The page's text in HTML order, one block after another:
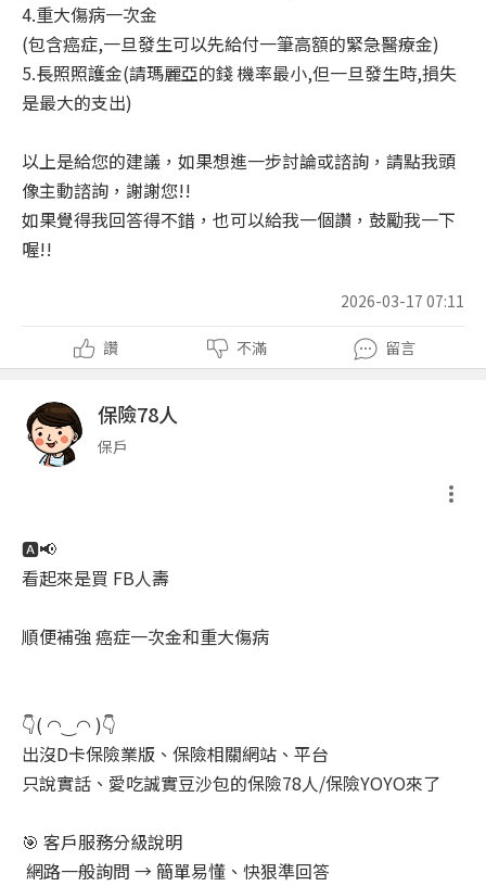
4.重大傷病一次金
(包含癌症,一旦發生可以先給付一筆高額的緊急醫療金)
5.長照照護金(請瑪麗亞的錢 機率最小,但一旦發生時,損失
是最大的支出)
以上是給您的建議，如果想進一步討論或諮詢，請點我頭
像主動諮詢，謝謝您!!
如果覺得我回答得不錯，也可以給我一個讚，鼓勵我一下
喔!!
2026-03-17 07:11
讚 不滿 留言
保險78人
保戶
🅰️📢
看起來是買 FB人壽
順便補強 癌症一次金和重大傷病
👇( ◠‿◠ )👇
出沒D卡保險業版、保險相關網站、平台
只說實話、愛吃誠實豆沙包的保險78人/保險YOYO來了
🎯 客戶服務分級說明
網路一般詢問 → 簡單易懂、快狠準回答